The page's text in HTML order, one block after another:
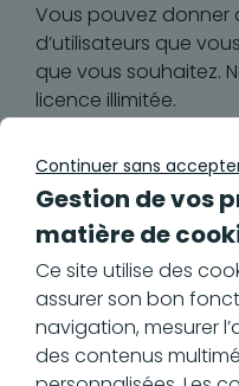
Vous pouvez
d’utilisateurs que
que vous souhaitez.
licence illimitée.
Un besoin
sur
Continuer sans
Gestion de vos
matière de
Ce site utilise des
assurer son bon
navigation, mesurer
des contenus